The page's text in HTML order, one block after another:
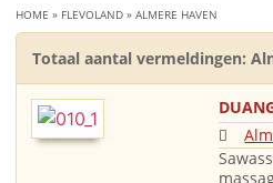
HOME » FLEVOLAND » ALMERE HAVEN
Totaal aantal vermeldingen: